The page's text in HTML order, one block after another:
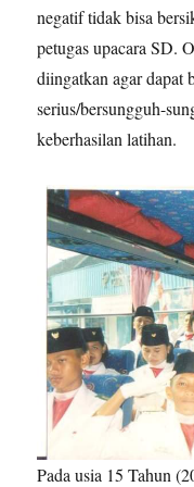
negatif tidak bisa
petugas upacara SD.
diingatkan agar dapat
serius/bersungguh-
keberhasilan latihan.
Pada usia 15 Tahun